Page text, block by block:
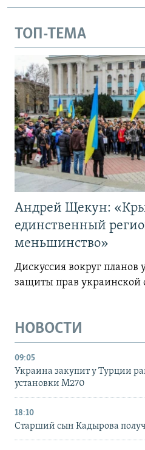
ТОП-ТЕМА
Андрей Щекун:
единственный
меньшинство»
Дискуссия вокруг планов
защиты прав
НОВОСТИ
09:05
Украина закупит у Турции
установки M270
18:10
Старший сын Кадырова